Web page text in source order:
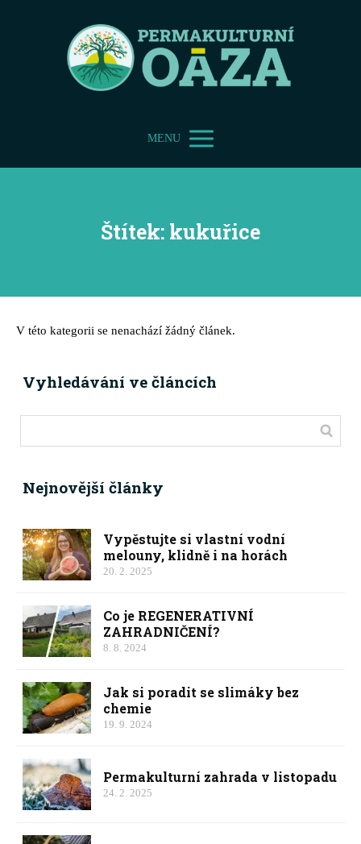
MENU
Štítek: kukuřice
V této kategorii se nenachází žádný článek.
Vyhledávání ve článcích
Nejnovější články
Vypěstujte si vlastní vodní
melouny, klidně i na horách
20. 2. 2025
Co je REGENERATIVNÍ
ZAHRADNIČENÍ?
8. 8. 2024
Jak si poradit se slimáky bez
chemie
19. 9. 2024
Permakulturní zahrada v listopadu
24. 2. 2025